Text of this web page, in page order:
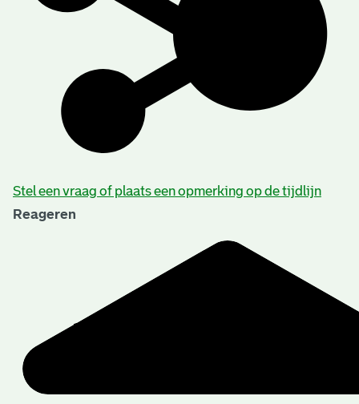
Stel een vraag of plaats een opmerking op de tijdlijn
Reageren